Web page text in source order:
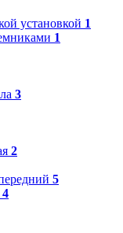
установкой 1
1
3
2
5
4